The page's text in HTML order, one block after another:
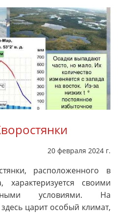
20 февраля 2024 г.
расположенного в
своими
условиями. На
царит особый климат,